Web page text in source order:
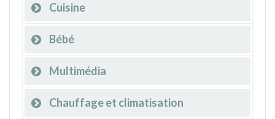
Cuisine
Bébé
Multimédia
Chauffage et climatisation